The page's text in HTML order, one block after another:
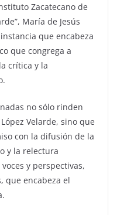
Zacatecano de
María de Jesús
que encabeza
que congrega a
crítica y la
no sólo rinden
Velarde, sino que
con la difusión de la
y la relectura
y perspectivas,
que encabeza el